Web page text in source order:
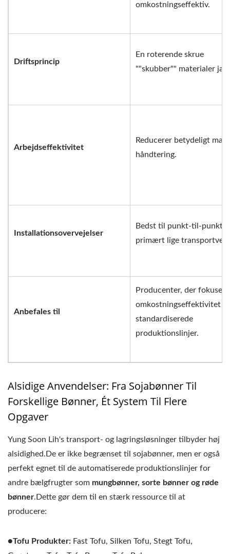
omkostningseffektiv.
Driftsprincip
En roterende skrue
""skubber"" materialer
Arbejdseffektivitet
Reducerer betydeligt
håndtering.
Installationsovervejelser
Bedst til punkt-til-punkt,
primært lige
Anbefales til
Producenter, der
omkostningseffektivitet
standardiserede
produktionslinjer.
Alsidige Anvendelser: Fra Sojabønner Til
Forskellige Bønner, Ét System Til Flere
Opgaver
Yung Soon Lih's transport- og lagringsløsninger tilbyder høj
alsidighed.De er ikke begrænset til sojabønner, men er også
perfekt egnet til de automatiserede produktionslinjer for
andre bælgfrugter som mungbønner, sorte bønner og røde
bønner.Dette gør dem til en stærk ressource til at
producere:
●Tofu Produkter: Fast Tofu, Silken Tofu, Stegt Tofu,